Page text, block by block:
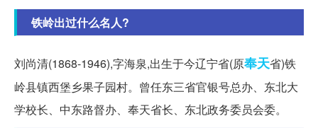
铁岭出过什么名人?
刘尚清(1868-1946),字海泉,出生于今辽宁省(原奉天省)铁
岭县镇西堡乡果子园村。曾任东三省官银号总办、东北大
学校长、中东路督办、奉天省长、东北政务委员会委。